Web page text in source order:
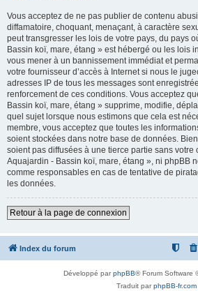
Vous acceptez de ne pas publier de contenu
diffamatoire, choquant, menaçant, à caractère
peut transgresser les lois de votre pays, du pays
Bassin koï, mare, étang » est hébergé ou les lois
vous mener à un bannissement immédiat et
votre fournisseur d’accès à Internet si nous le
adresses IP de tous les messages sont
renforcement de ces conditions. Vous acceptez
Bassin koï, mare, étang » supprime, modifie,
quel sujet lorsque nous estimons que cela est
membre, vous acceptez que toutes les
soient stockées dans notre base de données.
soient pas diffusées à une tierce partie sans votre
Aquajardin - Bassin koï, mare, étang », ni phpBB
comme responsables en cas de tentative de
les données.
Retour à la page de connexion
Index du forum
Développé parphpBB® Forum Software
Traduit parphpBB-fr.com